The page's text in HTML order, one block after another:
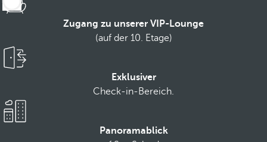
Zugang zu unserer VIP-Lounge
(auf der 10. Etage)
Exklusiver
Check-in-Bereich.
Panoramablick